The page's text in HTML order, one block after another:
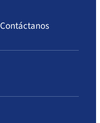
Contáctanos